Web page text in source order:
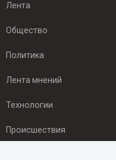
Лента
Общество
Политика
Лента мнений
Технологии
Происшествия